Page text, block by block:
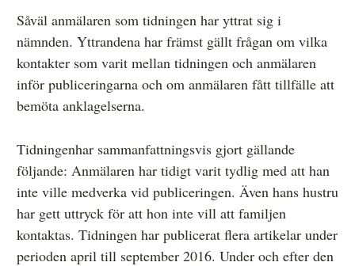
Såväl anmälaren som tidningen har yttrat sig i
nämnden. Yttrandena har främst gällt frågan om vilka
kontakter som varit mellan tidningen och anmälaren
inför publiceringarna och om anmälaren fått tillfälle att
bemöta anklagelserna.
Tidningenhar sammanfattningsvis gjort gällande
följande: Anmälaren har tidigt varit tydlig med att han
inte ville medverka vid publiceringen. Även hans hustru
har gett uttryck för att hon inte vill att familjen
kontaktas. Tidningen har publicerat flera artikelar under
perioden april till september 2016. Under och efter den